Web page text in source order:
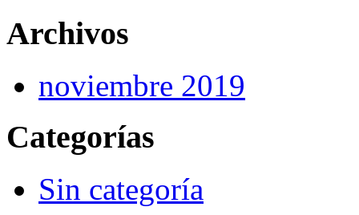
Archivos
noviembre 2019
Categorías
Sin categoría